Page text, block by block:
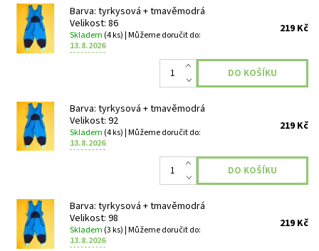
Barva: tyrkysová + tmavěmodrá
Velikost: 86
Skladem (4 ks)| Můžeme doručit do:
13.8.2026
219 Kč
Barva: tyrkysová + tmavěmodrá
Velikost: 92
Skladem (4 ks)| Můžeme doručit do:
13.8.2026
219 Kč
Barva: tyrkysová + tmavěmodrá
Velikost: 98
Skladem (3 ks)| Můžeme doručit do:
13.8.2026
219 Kč